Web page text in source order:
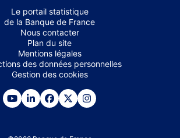
Le portail statistique
de la Banque de France
Nous contacter
Plan du site
Mentions légales
des données personnelles
Gestion des cookies